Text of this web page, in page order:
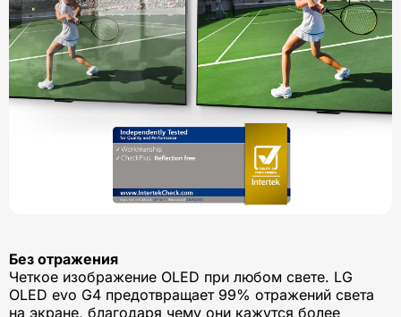
Без отражения
Четкое изображение OLED при любом свете. LG
OLED evo G4 предотвращает 99% отражений света
на экране, благодаря чему они кажутся более